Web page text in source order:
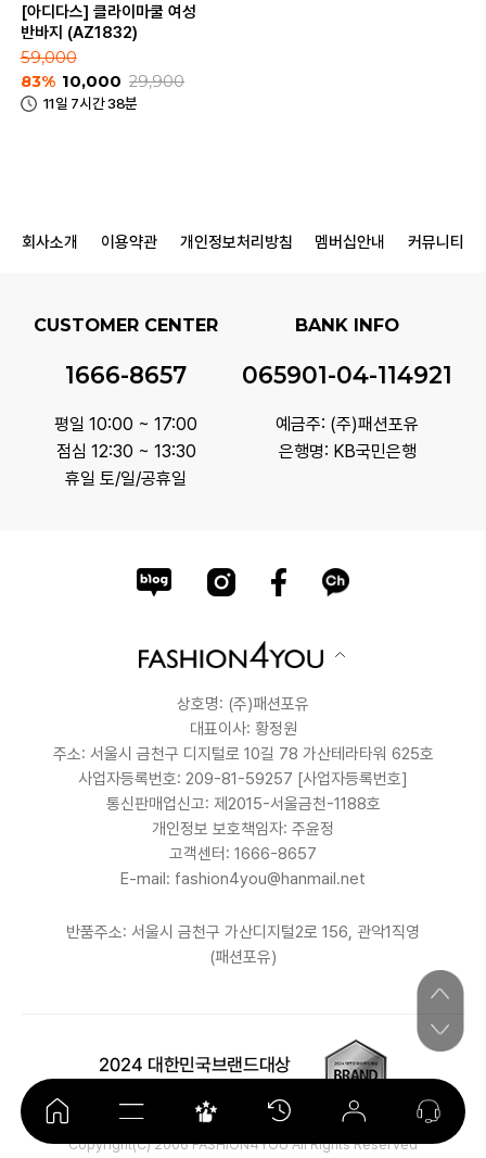
[아디다스] 클라이마쿨 여성
반바지 (AZ1832)
59,000
83% 10,000 29,900
11일 7시간 38분
회사소개 이용약관 개인정보처리방침 멤버십안내 커뮤니티
CUSTOMER CENTER
1666-8657
평일 10:00 ~ 17:00
점심 12:30 ~ 13:30
휴일 토/일/공휴일
BANK INFO
065901-04-114921
예금주: (주)패션포유
은행명: KB국민은행
상호명: (주)패션포유
대표이사: 황정원
주소: 서울시 금천구 디지털로 10길 78 가산테라타워 625호
사업자등록번호: 209-81-59257 [사업자등록번호]
통신판매업신고: 제2015-서울금천-1188호
개인정보 보호책임자: 주윤정
고객센터: 1666-8657
E-mail: fashion4you@hanmail.net
반품주소: 서울시 금천구 가산디지털2로 156, 관악1직영
(패션포유)
Copyright(C) 2006 FASHION4YOU All Rights Reserved